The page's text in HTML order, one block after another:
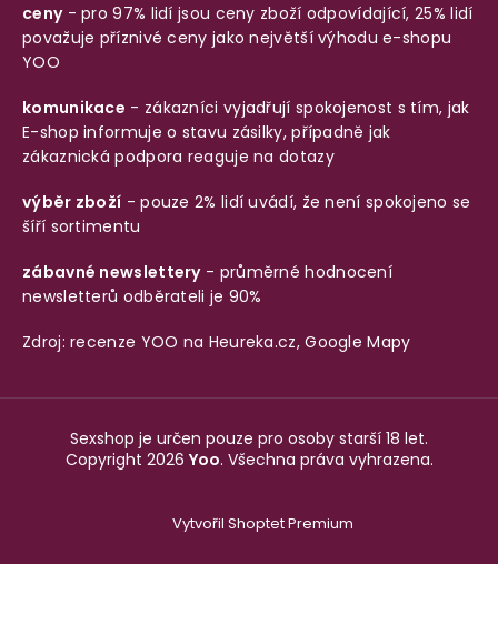
ceny- pro 97% lidí jsou ceny zboží odpovídající, 25% lidí
považuje příznivé ceny jako největší výhodu e-shopu
YOO
komunikace - zákazníci vyjadřují spokojenost s tím, jak
E-shop informuje o stavu zásilky, případně jak
zákaznická podpora reaguje na dotazy
výběr zboží - pouze 2% lidí uvádí, že není spokojeno se
šíří sortimentu
zábavné newslettery- průměrné hodnocení
newsletterů odběrateli je 90%
Zdroj: recenze YOO na Heureka.cz,Google Mapy
Vytvořil Shoptet Premium
Sexshop je určen pouze pro osoby starší 18 let.
Copyright 2026 Yoo. Všechna práva vyhrazena.